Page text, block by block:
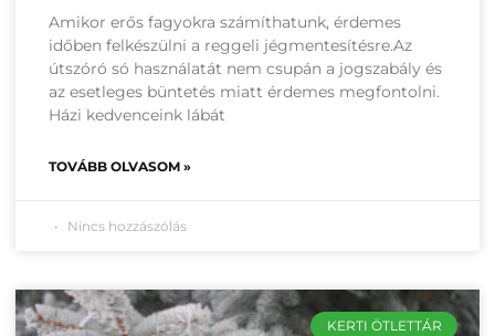
Amikor erős fagyokra számíthatunk, érdemes
időben felkészülni a reggeli jégmentesítésre.Az
útszóró só használatát nem csupán a jogszabály és
az esetleges büntetés miatt érdemes megfontolni.
Házi kedvenceink lábát
TOVÁBB OLVASOM »
Nincs hozzászólás
KERTI ÖTLETTÁR